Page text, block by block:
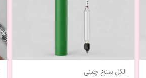
الکل سنج چینی